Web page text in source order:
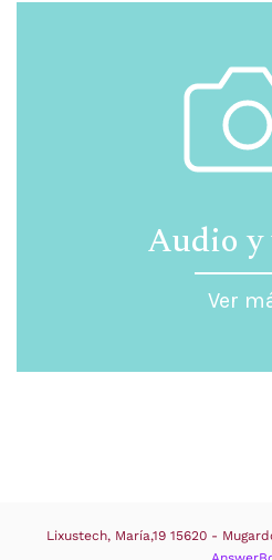
Audio y
Ver
Lixustech, María,19 15620 -